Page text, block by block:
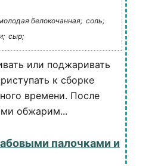
белокочанная; соль;
сыр;
или поджаривать
к сборке
времени. После
обжарим...
палочками и